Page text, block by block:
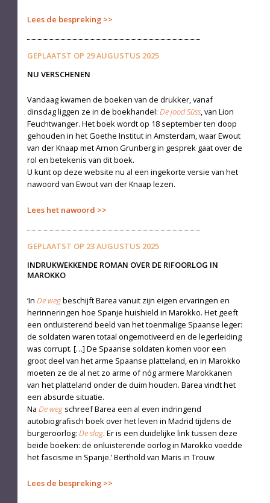
Lees de bespreking
GEPLAATST OP 29 AUGUSTUS 2025
NU VERSCHENEN
Vandaag kwamen de boeken van de drukker, vanaf
dinsdag liggen ze in de boekhandel: De jood Süss, van Lion
Feuchtwanger. Het boek wordt op 18 september ten doop
gehouden in het Goethe Institut in Amsterdam, waar Ewout
van der Knaap met Arnon Grunberg in gesprek gaat over de
rol en betekenis van dit boek.
U kunt op deze website nu al een ingekorte versie van het
nawoord van Ewout van der Knaap lezen.
Lees het nawoord
GEPLAATST OP 23 AUGUSTUS 2025
INDRUKWEKKENDE ROMAN OVER DE RIFOORLOG IN
MAROKKO
‘In De wegbeschijft Barea vanuit zijn eigen ervaringen en
herinneringen hoe Spanje huishield in Marokko. Het geeft
een ontluisterend beeld van het toenmalige Spaanse leger:
de soldaten waren totaal ongemotiveerd en de legerleiding
was corrupt. […] De Spaanse soldaten komen voor een
groot deel van het arme Spaanse platteland, en in Marokko
moeten ze de al net zo arme of nóg armere Marokkanen
van het platteland onder de duim houden. Barea vindt het
een absurde situatie.
Na De wegschreef Barea een al even indringend
autobiografisch boek over het leven in Madrid tijdens de
burgeroorlog: De slag. Er is een duidelijke link tussen deze
beide boeken: de onluisterende oorlog in Marokko voedde
het fascisme in Spanje.’ Berthold van Maris in Trouw
Lees de bespreking